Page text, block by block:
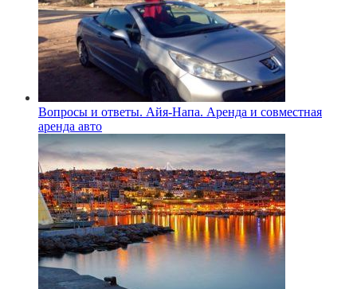
Вопросы и ответы. Айя-Напа. Аренда и совместная
аренда авто